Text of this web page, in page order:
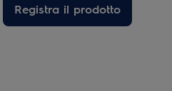
Registra il prodotto